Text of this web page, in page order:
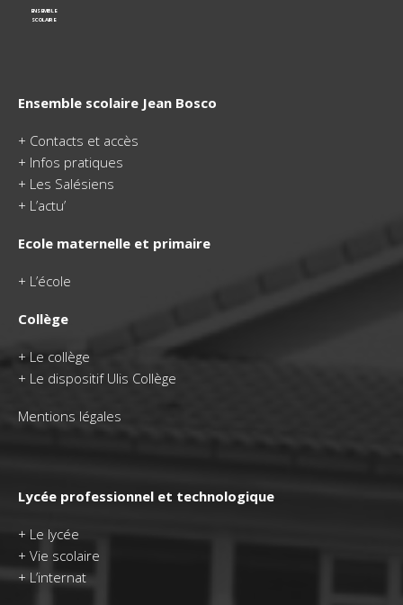
ENSEMBLE
SCOLAIRE
Ensemble scolaire Jean Bosco
+ Contacts et accès
+ Infos pratiques
+ Les Salésiens
+ L’actu’
Ecole maternelle et primaire
+ L’école
Collège
+ Le collège
+ Le dispositif Ulis Collège
Mentions légales
Lycée professionnel et technologique
+ Le lycée
+ Vie scolaire
+ L’internat